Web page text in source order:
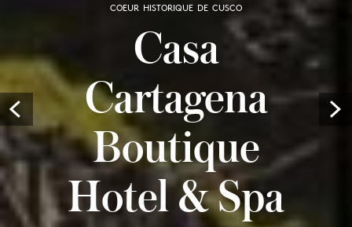
COEUR HISTORIQUE DE CUSCO
Casa
Cartagena
Boutique
Hotel & Spa